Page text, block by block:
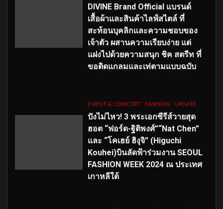
DIVINE Brand Official แบรนด์
เสื้อผ้าและสินค้าไลฟ์สไตล์ ที่
สะท้อนบุคลิกและความชอบของ
เจ้าตัว ผสานความเรียบง่าย แต่
แฝงไปด้วยความสนุก ชิค สตรีท ที่
ขอติดแกลมและเท่ตามแบบฉบับ
EVENT & CONCERT FASHION UPDATE
ปังไม่ไหว! 3 พระเอกซีรีส์วายสุด
ฮอต “ฟอร์ด-ฐิติพงศ์”“Nat Chen”
และ “โคเฮย์ ฮิงุจิ” (Higuchi
Kouhei)บินลัดฟ้าร่วมงาน SEOUL
FASHION WEEK 2024 ณ ประเทศ
เกาหลีใต้